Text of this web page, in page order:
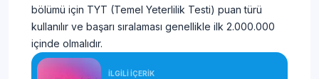
bölümü için TYT (Temel Yeterlilik Testi) puan türü
kullanılır ve başarı sıralaması genellikle ilk 2.000.000
içinde olmalıdır.
İLGİLİ İÇERİK